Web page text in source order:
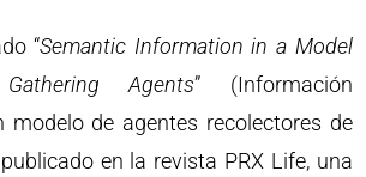
“Semantic Information in a Model
Agents” (Información
modelo de agentes recolectores de
en la revista PRX Life, una